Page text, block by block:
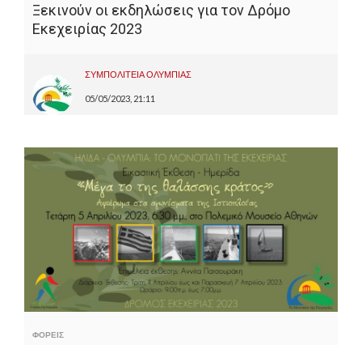
Ξεκινούν οι εκδηλώσεις για τον Δρόμο
Εκεχειρίας 2023
ΣΥΜΠΟΛΙΤΕΙΑ ΟΛΥΜΠΙΑΣ
05/05/2023, 21:11
ΦΟΡΕΙΣ